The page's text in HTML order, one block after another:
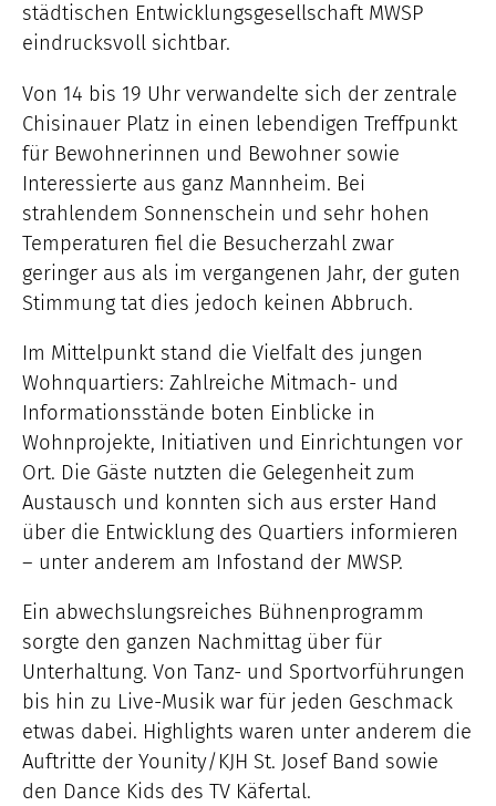
städtischen Entwicklungsgesellschaft MWSP
eindrucksvoll sichtbar.
Von 14 bis 19 Uhr verwandelte sich der zentrale
Chisinauer Platz in einen lebendigen Treffpunkt
für Bewohnerinnen und Bewohner sowie
Interessierte aus ganz Mannheim. Bei
strahlendem Sonnenschein und sehr hohen
Temperaturen fiel die Besucherzahl zwar
geringer aus als im vergangenen Jahr, der guten
Stimmung tat dies jedoch keinen Abbruch.
Im Mittelpunkt stand die Vielfalt des jungen
Wohnquartiers: Zahlreiche Mitmach- und
Informationsstände boten Einblicke in
Wohnprojekte, Initiativen und Einrichtungen vor
Ort. Die Gäste nutzten die Gelegenheit zum
Austausch und konnten sich aus erster Hand
über die Entwicklung des Quartiers informieren
– unter anderem am Infostand der MWSP.
Ein abwechslungsreiches Bühnenprogramm
sorgte den ganzen Nachmittag über für
Unterhaltung. Von Tanz- und Sportvorführungen
bis hin zu Live-Musik war für jeden Geschmack
etwas dabei. Highlights waren unter anderem die
Auftritte der Younity/KJH St. Josef Band sowie
den Dance Kids des TV Käfertal.